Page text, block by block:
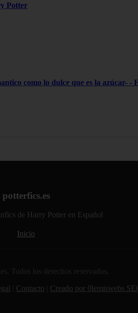
Potter
como lo dulce que es la azúcar-
potterfics.es
de Harry Potter en Español
Inicio
Todos los derechos reservados.
Contacto Creado por 0lemiswebs